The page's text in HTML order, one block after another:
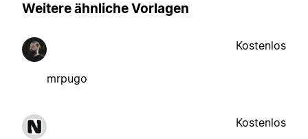
Weitere ähnliche Vorlagen
mrpugo
Kostenlos
Kostenlos